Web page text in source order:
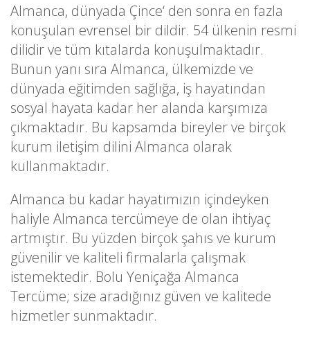
Almanca, dünyada Çince‘ den sonra en fazla
konuşulan evrensel bir dildir. 54 ülkenin resmi
dilidir ve tüm kıtalarda konuşulmaktadır.
Bunun yanı sıra Almanca, ülkemizde ve
dünyada eğitimden sağlığa, iş hayatından
sosyal hayata kadar her alanda karşımıza
çıkmaktadır. Bu kapsamda bireyler ve birçok
kurum iletişim dilini Almanca olarak
kullanmaktadır.
Almanca bu kadar hayatımızın içindeyken
haliyle Almanca tercümeye de olan ihtiyaç
artmıştır. Bu yüzden birçok şahıs ve kurum
güvenilir ve kaliteli firmalarla çalışmak
istemektedir. Bolu Yeniçağa Almanca
Tercüme; size aradığınız güven ve kalitede
hizmetler sunmaktadır.